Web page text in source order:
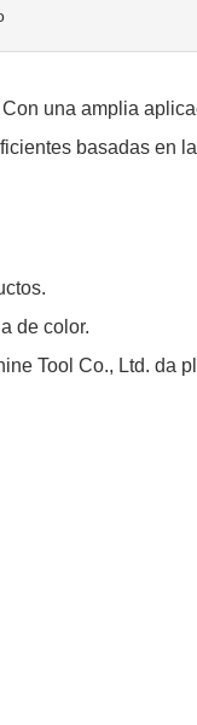
una amplia
basadas en
de color.
Tool Co., Ltd. da